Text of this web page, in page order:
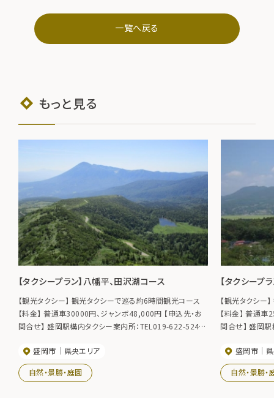
一覧へ戻る
もっと見る
【タクシープラン】八幡平、田沢湖コース
【観光タクシー】 観光タクシーで巡る約6時間観光コース
【料金】 普通車30000円、ジャンボ48,000円 【申込先・お
問合せ】 盛岡駅構内タクシー案内所：TEL019-622-5240
盛岡市
県央エリア
自然・景勝・庭園
【タクシープ
【観光タクシー
【料金】 普通車
問合せ】 盛岡
盛岡市
自然・景勝・